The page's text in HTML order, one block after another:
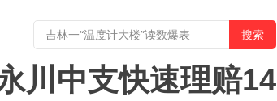
川中支快速理赔14